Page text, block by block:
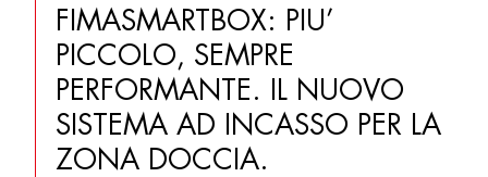
FIMASMARTBOX: PIU’
PICCOLO, SEMPRE
PERFORMANTE. IL NUOVO
SISTEMA AD INCASSO PER LA
ZONA DOCCIA.